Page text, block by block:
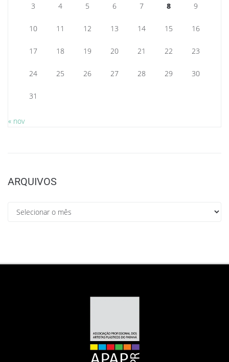
3 4 5 6 7 8 9
10 11 12 13 14 15 16
17 18 19 20 21 22 23
24 25 26 27 28 29 30
31
« nov
ARQUIVOS